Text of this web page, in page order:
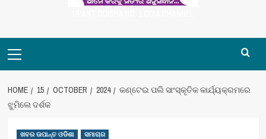
Menu
HOME 15 OCTOBER 2024
କଣ୍ଟେଇ ପଲି ସାଂସ୍କୃତିକ କାର୍ଯ୍ୟକ୍ରମରେ
ଝୁମିଲେ ଦର୍ଶକ
ଖବର ଉପାନ୍ତ ଓଡିଶା ସମାଚାର